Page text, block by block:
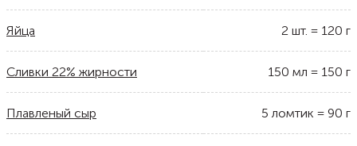
Яйца 2 шт. = 120 г
Сливки 22% жирности 150 мл = 150 г
Плавленый сыр 5 ломтик = 90 г